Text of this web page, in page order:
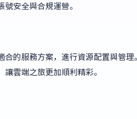
安全與合規運營。
的服務方案，進行資源配置與管理
雲端之旅更加順利精彩。